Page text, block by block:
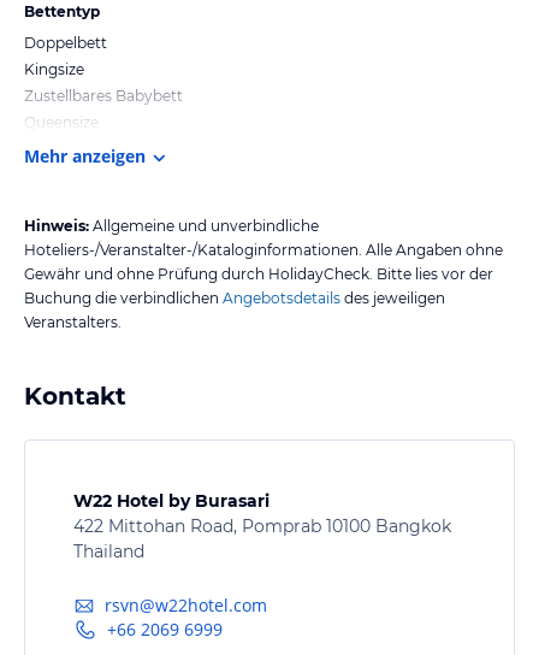
Bettentyp
Doppelbett
Kingsize
Zustellbares Babybett
Queensize
Mehr anzeigen
Hinweis: Allgemeine und unverbindliche
Hoteliers-/Veranstalter-/Kataloginformationen. Alle Angaben ohne
Gewähr und ohne Prüfung durch HolidayCheck. Bitte lies vor der
Buchung die verbindlichen Angebotsdetails des jeweiligen
Veranstalters.
Kontakt
W22 Hotel by Burasari
422 Mittohan Road, Pomprab 10100 Bangkok
Thailand
rsvn@w22hotel.com
+66 2069 6999